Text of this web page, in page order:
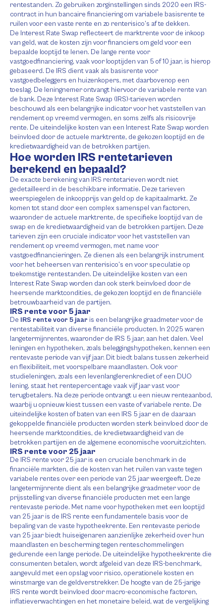
rentestanden. Zo gebruiken zorginstellingen sinds 2020 een IRS-
contract in hun bancaire financiering om variabele basisrente te
ruilen voor een vaste rente en zo renterisico’s af te dekken.
De Interest Rate Swap reflecteert de marktrente voor de inkoop
van geld, wat de kosten zijn voor financiers om geld voor een
bepaalde looptijd te lenen. De lange rente voor
vastgoedfinanciering, vaak voor looptijden van 5 of 10 jaar, is hierop
gebaseerd. De IRS dient vaak als basisrente voor
vastgoedbeleggers en huizenkopers, met daarbovenop een
toeslag. De leningnemer ontvangt hiervoor de variabele rente van
de bank. Deze Interest Rate Swap (IRS)-tarieven worden
beschouwd als een belangrijke indicator voor het vaststellen van
rendement op vreemd vermogen, en soms zelfs als risicovrije
rente. De uiteindelijke kosten van een Interest Rate Swap worden
beïnvloed door de actuele marktrente, de gekozen looptijd en de
kredietwaardigheid van de betrokken partijen.
Hoe worden IRS rentetarieven
berekend en bepaald?
De exacte berekening van IRS rentetarieven wordt niet
gedetailleerd in de beschikbare informatie. Deze tarieven
weerspiegelen de inkoopprijs van geld op de kapitaalmarkt. Ze
komen tot stand door een complex samenspel van factoren,
waaronder de actuele marktrente, de specifieke looptijd van de
swap en de kredietwaardigheid van de betrokken partijen. Deze
tarieven zijn een cruciale indicator voor het vaststellen van
rendement op vreemd vermogen, met name voor
vastgoedfinancieringen. Ze dienen als een belangrijk instrument
voor het beheersen van renterisico’s en voor speculatie op
toekomstige rentestanden. De uiteindelijke kosten van een
Interest Rate Swap worden dan ook sterk beïnvloed door de
heersende marktcondities, de gekozen looptijd en de financiële
betrouwbaarheid van de partijen.
IRS rente voor 5 jaar
De IRS rente voor 5 jaar is een belangrijke graadmeter voor de
rentestabiliteit van diverse financiële producten. In 2025 waren
langetermijnrentes, waaronder de IRS 5 jaar, aan het dalen. Veel
leningen en hypotheken, zoals beleggingshypotheken, kennen een
rentevaste periode van vijf jaar. Dit biedt balans tussen zekerheid
en flexibiliteit, met voorspelbare maandlasten. Ook voor
studieleningen, zoals een levenlanglerenkrediet of een DUO
lening, staat het rentepercentage vaak vijf jaar vast voor
terugbetalers. Na deze periode ontvangt u een nieuw renteaanbod,
waarbij u opnieuw kiest tussen een vaste of variabele rente. De
uiteindelijke kosten of baten van een IRS 5 jaar en de daaraan
gekoppelde financiële producten worden sterk beïnvloed door de
heersende marktcondities, de kredietwaardigheid van de
betrokken partijen en de algemene economische vooruitzichten.
IRS rente voor 25 jaar
De IRS rente voor 25 jaar is een cruciale benchmark in de
financiële markten, die de kosten van het ruilen van vaste tegen
variabele rentes over een periode van 25 jaar weergeeft. Deze
langetermijnrente dient als een belangrijke graadmeter voor de
prijsstelling van diverse financiële producten met een lange
rentevaste periode. Met name voor hypotheken met een looptijd
van 25 jaar is de IRS rente een fundamentele basis voor de
bepaling van de vaste hypotheekrente. Een rentevaste periode
van 25 jaar biedt huiseigenaren aanzienlijke zekerheid over hun
maandlasten en bescherming tegen renteschommelingen
gedurende een lange periode. De uiteindelijke hypotheekrente die
consumenten betalen, wordt afgeleid van deze IRS-benchmark,
aangevuld met een opslag voor risico, operationele kosten en
winstmarge van de geldverstrekker. De hoogte van de 25-jarige
IRS rente wordt beïnvloed door macro-economische factoren,
inflatieverwachtingen en het monetaire beleid, wat de vergelijking